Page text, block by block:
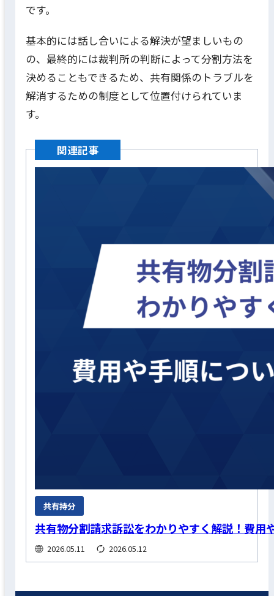
です。
基本的には話し合いによる解決が望ましいもの
の、最終的には裁判所の判断によって分割方法を
決めることもできるため、共有関係のトラブルを
解消するための制度として位置付けられていま
す。
関連記事
共有持分
共有物分割請求訴訟をわかりやすく解説！費用
2026.05.11 2026.05.12